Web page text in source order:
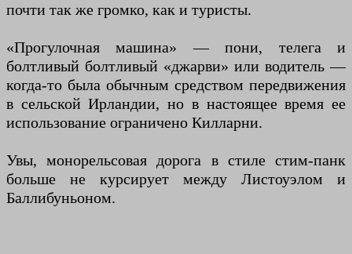
почти так же громко, как и туристы.
«Прогулочная машина» — пони, телега и
болтливый болтливый «джарви» или водитель —
когда-то была обычным средством передвижения
в сельской Ирландии, но в настоящее время ее
использование ограничено Килларни.
Увы, монорельсовая дорога в стиле стим-панк
больше не курсирует между Листоуэлом и
Баллибуньоном.